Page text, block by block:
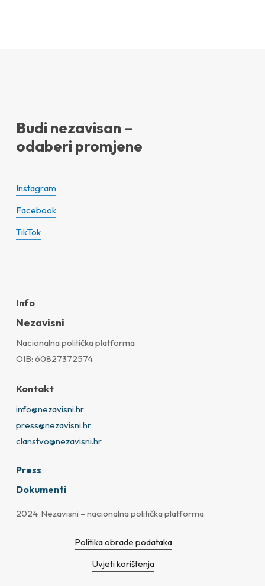
Budi nezavisan –
odaberi promjene
Instagram
Facebook
TikTok
Info
Nezavisni
Nacionalna politička platforma
OIB: 60827372574
Kontakt
info@nezavisni.hr
press@nezavisni.hr
clanstvo@nezavisni.hr
Press
Dokumenti
2024. Nezavisni – nacionalna politička platforma
Politika obrade podataka
Uvjeti korištenja